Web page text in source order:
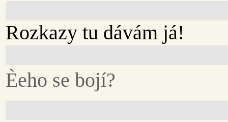
Rozkazy tu dávám já!
Èeho se bojí?